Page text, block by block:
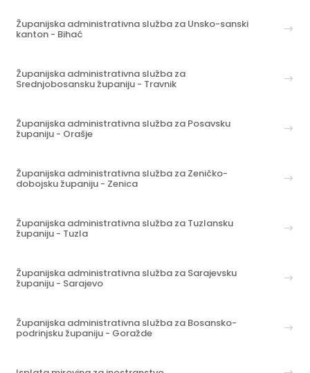
Županijska administrativna služba za Unsko-sanski
kanton - Bihać
Županijska administrativna služba za
Srednjobosansku županiju - Travnik
Županijska administrativna služba za Posavsku
županiju - Orašje
Županijska administrativna služba za Zeničko-
dobojsku županiju - Zenica
Županijska administrativna služba za Tuzlansku
županiju - Tuzla
Županijska administrativna služba za Sarajevsku
županiju - Sarajevo
Županijska administrativna služba za Bosansko-
podrinjsku županiju - Goražde